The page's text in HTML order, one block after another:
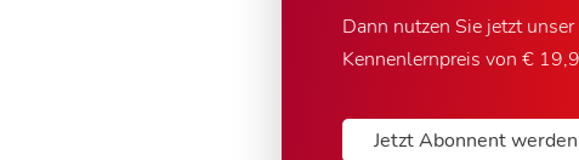
Dann nutzen Sie jetzt
Kennenlernpreis von €
Jetzt Abonnent werden